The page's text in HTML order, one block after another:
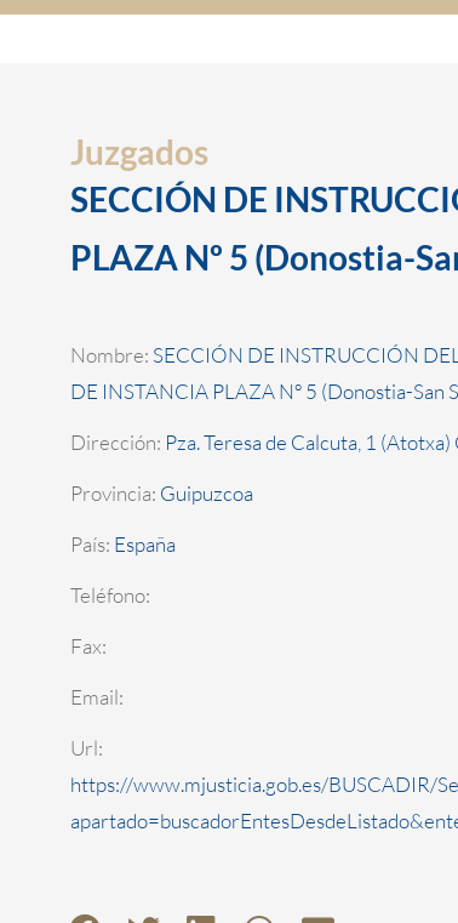
Juzgados
SECCIÓN DE
PLAZA Nº 5 (Donostia-
Nombre: SECCIÓN DE INSTRUCCIÓN
DE INSTANCIA PLAZA Nº 5 (Donostia-San
Dirección: Pza. Teresa de Calcuta, 1
Provincia: Guipuzcoa
País: España
Teléfono:
Fax:
Email:
Url:
https://www.mjusticia.gob.es/BUSCADIR/